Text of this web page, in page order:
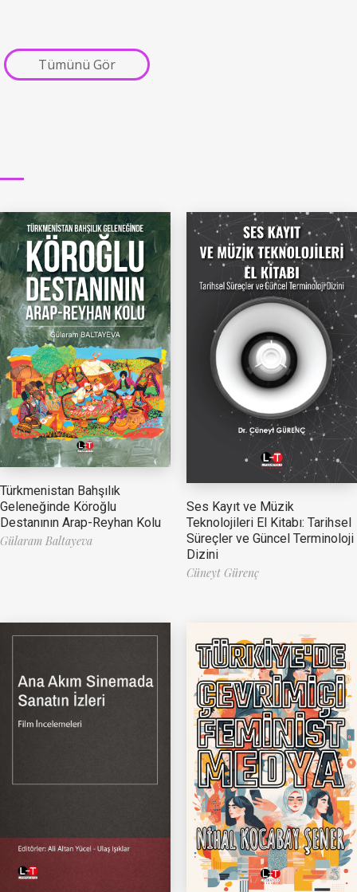
Tümünü Gör
Türkmenistan Bahşılık
Geleneğinde Köroğlu
Destanının Arap-Reyhan Kolu
Gülaram Baltayeva
Ses Kayıt ve Müzik
Teknolojileri El Kitabı: Tarihsel
Süreçler ve Güncel Terminoloji
Dizini
Cüneyt Gürenç